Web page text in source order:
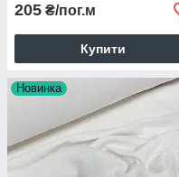
205 ₴/пог.м
Купити
Новинка